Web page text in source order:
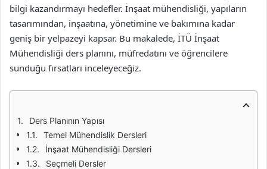
bilgi kazandırmayı hedefler. İnşaat mühendisliği, yapıların
tasarımından, inşaatına, yönetimine ve bakımına kadar
geniş bir yelpazeyi kapsar. Bu makalede, İTÜ İnşaat
Mühendisliği ders planını, müfredatını ve öğrencilere
sunduğu fırsatları inceleyeceğiz.
Ders Planının Yapısı
Temel Mühendislik Dersleri
İnşaat Mühendisliği Dersleri
Seçmeli Dersler